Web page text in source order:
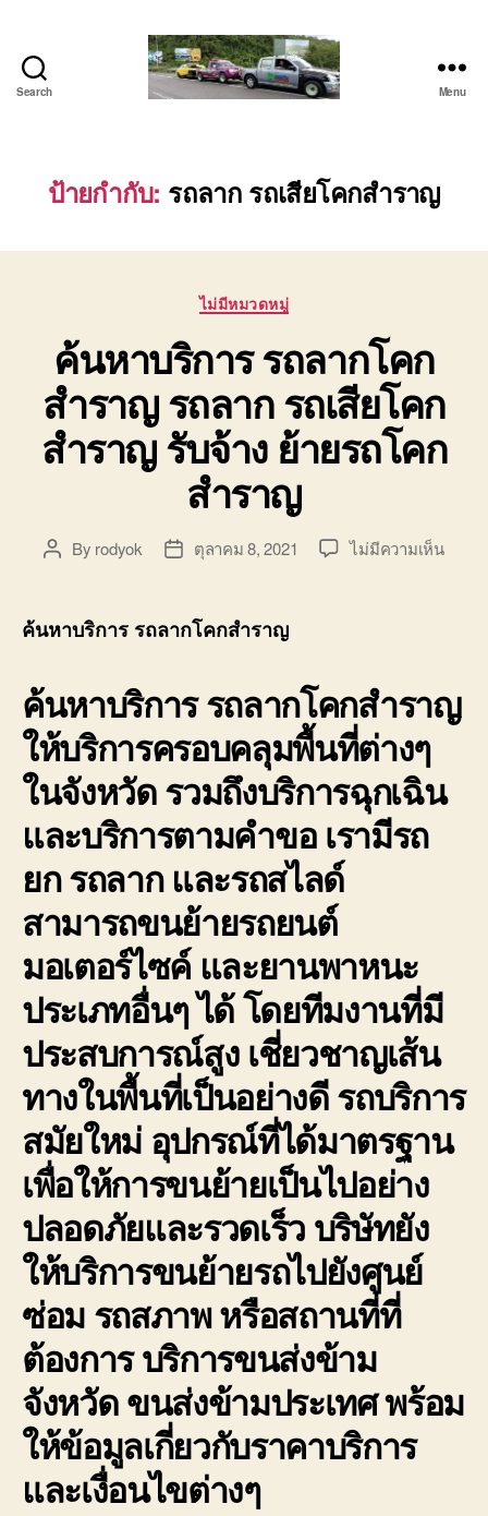
Search
วิน
ปาก
ศรีราชา
บริการ
สไลด์
รถ
เฮี๊ยบ
24
ชม.
Menu
ป้ายกำกับ: รถลาก รถเสียโคกสำราญ
Categories
ไม่มีหมวดหมู่
ค้นหาบริการ รถลากโคก
สำราญ รถลาก รถเสียโคก
สำราญ รับจ้าง ย้ายรถโคก
สำราญ
PostBy rodyok
Postตุลาคม 8, 2021 ไม่มีความเห็นบน
สำรา
รถ
เสีย
โคก
ค้นหาบริการ รถลากโคกสำราญ
ค้นหาบริการ รถลากโคกสำราญ
ให้บริการครอบคลุมพื้นที่ต่างๆ
ในจังหวัด รวมถึงบริการฉุกเฉิน
และบริการตามคำขอ เรามีรถ
ยก รถลาก และรถสไลด์
สามารถขนย้ายรถยนต์
มอเตอร์ไซค์ และยานพาหนะ
ประเภทอื่นๆ ได้ โดยทีมงานที่มี
ประสบการณ์สูง เชี่ยวชาญเส้น
ทางในพื้นที่เป็นอย่างดี รถบริการ
สมัยใหม่ อุปกรณ์ที่ได้มาตรฐาน
เพื่อให้การขนย้ายเป็นไปอย่าง
ปลอดภัยและรวดเร็ว บริษัทยัง
ให้บริการขนย้ายรถไปยังศูนย์
ซ่อม รถสภาพ หรือสถานที่ที่
ต้องการ บริการขนส่งข้าม
จังหวัด ขนส่งข้ามประเทศ พร้อม
ให้ข้อมูลเกี่ยวกับราคาบริการ
และเงื่อนไขต่างๆ